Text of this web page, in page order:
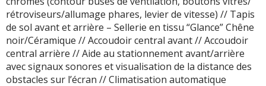
rétroviseurs/allumage phares, levier de vitesse) // Tapis
de sol avant et arrière – Sellerie en tissu “Glance” Chêne
noir/Céramique // Accoudoir central avant // Accoudoir
central arrière // Aide au stationnement avant/arrière
avec signaux sonores et visualisation de la distance des
obstacles sur l’écran // Climatisation automatique